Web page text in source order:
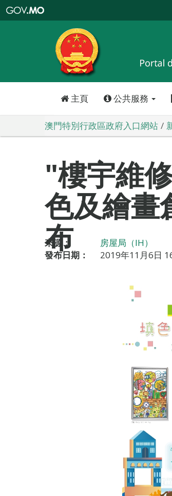
特
政
區
政
口
主頁 公共服務
澳門特別行政區政府入口網站
"樓宇維
色及繪畫
布
來源：
房屋局（IH）
發布日期：
2019年11月6日